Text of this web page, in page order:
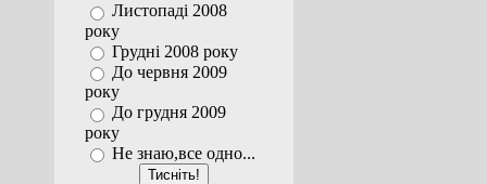
Листопаді 2008
року
Грудні 2008 року
До червня 2009
року
До грудня 2009
року
Не знаю,все одно...